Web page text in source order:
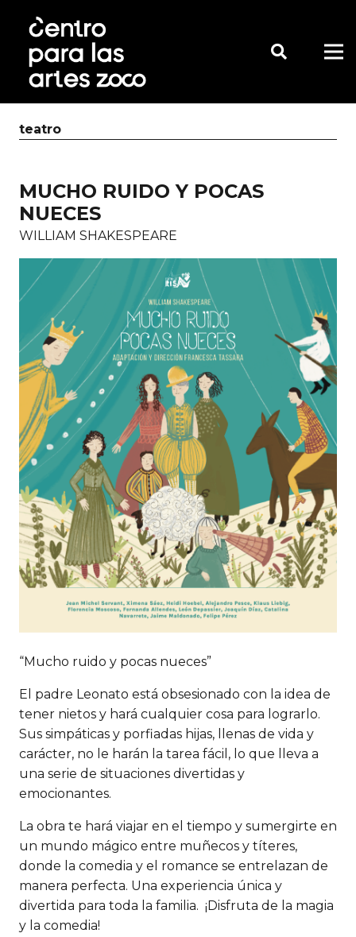
teatro
MUCHO RUIDO Y POCAS
NUECES
WILLIAM SHAKESPEARE
“Mucho ruido y pocas nueces”
El padre Leonato está obsesionado con la idea de
tener nietos y hará cualquier cosa para lograrlo.
Sus simpáticas y porfiadas hijas, llenas de vida y
carácter, no le harán la tarea fácil, lo que lleva a
una serie de situaciones divertidas y
emocionantes.
La obra te hará viajar en el tiempo y sumergirte en
un mundo mágico entre muñecos y títeres,
donde la comedia y el romance se entrelazan de
manera perfecta. Una experiencia única y
divertida para toda la familia. ¡Disfruta de la magia
y la comedia!